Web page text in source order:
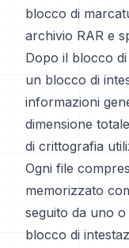
blocco di
archivio RAR e
Dopo il blocco
un blocco di
informazioni
dimensione
di crittografia
Ogni file
memorizzato
seguito da uno
blocco di